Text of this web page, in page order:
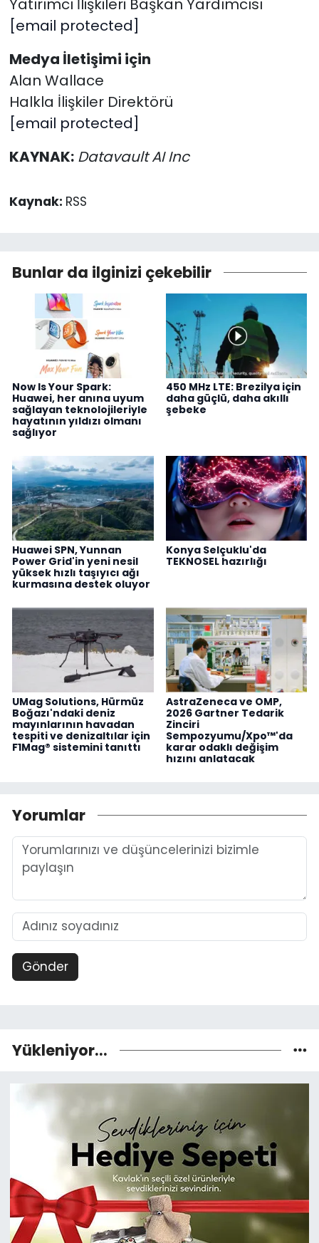
Yatırımcı İlişkileri Başkan Yardımcısı
[email protected]
Medya İletişimi için
Alan Wallace
Halkla İlişkiler Direktörü
[email protected]
KAYNAK: Datavault AI Inc
Kaynak: RSS
Bunlar da ilginizi çekebilir
Now Is Your Spark:
Huawei, her anına uyum
sağlayan teknolojileriyle
hayatının yıldızı olmanı
sağlıyor
450 MHz LTE: Brezilya için
daha güçlü, daha akıllı
şebeke
Huawei SPN, Yunnan
Power Grid'in yeni nesil
yüksek hızlı taşıyıcı ağı
kurmasına destek oluyor
Konya Selçuklu'da
TEKNOSEL hazırlığı
UMag Solutions, Hürmüz
Boğazı'ndaki deniz
mayınlarının havadan
tespiti ve denizaltılar için
F1Mag® sistemini tanıttı
AstraZeneca ve OMP,
2026 Gartner Tedarik
Zinciri
Sempozyumu/Xpo™'da
karar odaklı değişim
hızını anlatacak
Yorumlar
Gönder
Yükleniyor...